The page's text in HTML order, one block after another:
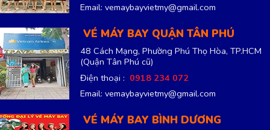
Email: vemaybayvietmy@gmail.com
VÉ MÁY BAY QUẬN TÂN PHÚ
48 Cách Mạng, Phường Phú Thọ Hòa, TP.HCM
(Quận Tân Phú cũ)
Điện thoại : 0918 234 072
Email: vemaybayvietmy@gmail.com
VÉ MÁY BAY BÌNH DƯƠNG